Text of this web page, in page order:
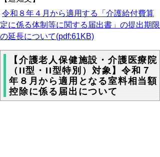
令和８年４月から適用する「介護給付費算
定に係る体制等に関する届出書」の提出期限
の延長について(pdf:61KB)
【介護老人保健施設・介護医療院
（II型・II型特別）対象】令和７
年８月から適用となる室料相当額
控除に係る届出について